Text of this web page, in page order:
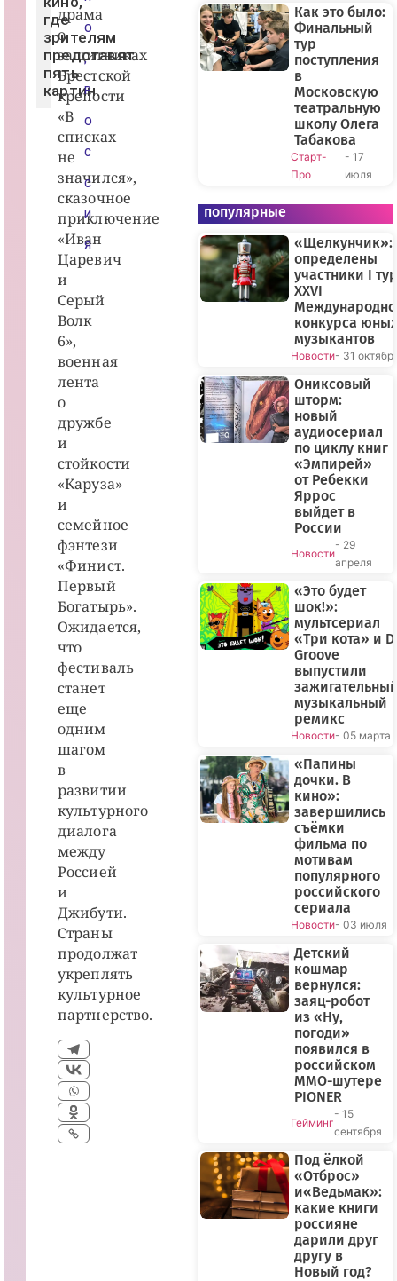
где
зрителям
представят
пять
картин.
драма
о
защитниках
Брестской
крепости
«В
списках
не
значился»,
сказочное
приключение
«Иван
Царевич
и
Серый
Волк
6»,
военная
лента
о
дружбе
и
стойкости
«Каруза»
и
семейное
фэнтези
«Финист.
Первый
Богатырь».
Ожидается,
что
фестиваль
станет
еще
одним
шагом
в
развитии
культурного
диалога
между
Россией
и
Джибути.
Страны
продолжат
укреплять
культурное
партнерство.
О
,
Р
О
С
С
И
Я
Как это было:
Финальный
тур
поступления
в
Московскую
театральную
школу Олега
Табакова
Старт-
Про
- 17
июля
популярные
«Щелкунчик»:
определены
участники I
XXVI
конкурса юных
музыкантов
Новости- 31
Ониксовый
шторм:
новый
аудиосериал
по циклу книг
«Эмпирей»
от Ребекки
Яррос
выйдет в
России
Новости
- 29
апреля
«Это будет
шок!»:
мультсериал
«Три кота» и
Groove
выпустили
музыкальный
ремикс
Новости- 05 марта
«Папины
дочки. В
кино»:
завершились
съёмки
фильма по
мотивам
популярного
российского
сериала
Новости- 03 июля
Детский
кошмар
вернулся:
заяц-робот
из «Ну,
погоди»
появился в
российском
MMO-шутере
PIONER
Гейминг
- 15
сентября
Под ёлкой
«Отброс»
и«Ведьмак»:
какие книги
россияне
дарили друг
другу в
Новый год?